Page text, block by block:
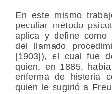
En este mismo
peculiar método
aplica y define como
del llamado
[1903]), el cual fue
quien, en 1885,
enferma de histeria
quien le sugirió a